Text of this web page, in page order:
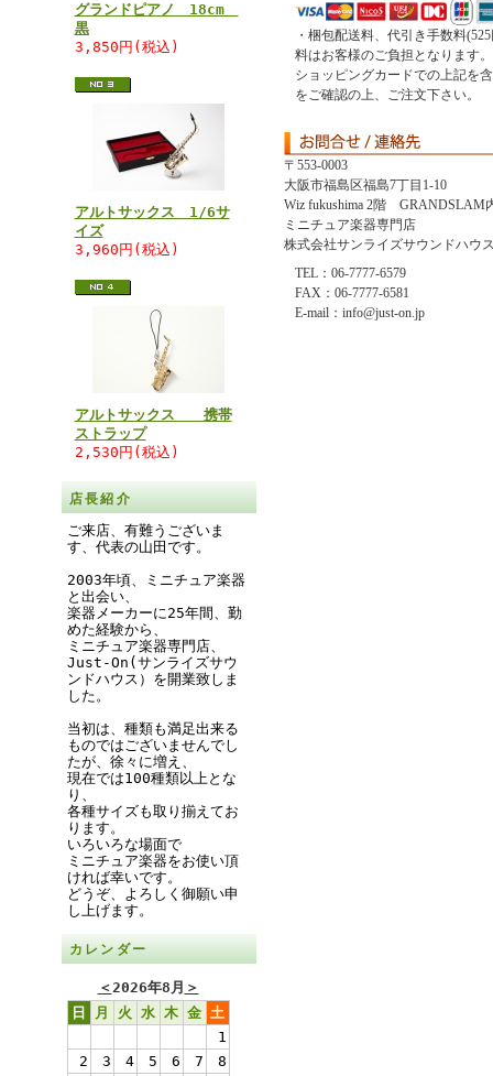
グランドピアノ 18cm
黒
3,850円(税込)
アルトサックス 1/6サ
イズ
3,960円(税込)
アルトサックス 携帯
ストラップ
2,530円(税込)
店長紹介
ご来店、有難うございま
す、代表の山田です。
2003年頃、ミニチュア楽器
と出会い、
楽器メーカーに25年間、勤
めた経験から、
ミニチュア楽器専門店、
Just-On(サンライズサウ
ンドハウス）を開業致しま
した。
当初は、種類も満足出来る
ものではございませんでし
たが、徐々に増え、
現在では100種類以上とな
り、
各種サイズも取り揃えてお
ります。
いろいろな場面で
ミニチュア楽器をお使い頂
ければ幸いです。
どうぞ、よろしく御願い申
し上げます。
カレンダー
＜2026年8月 ＞
日
月 火 水 木 金 土
1
2
3 4 5 6 7
8
・梱包配送料、代引き手数料
料はお客様のご負担となります。
ショッピングカードでの上記を
をご確認の上、ご注文下さい。
〒553-0003
大阪市福島区福島7丁目1-10
Wiz fukushima 2階 GRANDSLAM
ミニチュア楽器専門店
株式会社サンライズサウンドハウ
TEL：06-7777-6579
FAX：06-7777-6581
E-mail：info@just-on.jp